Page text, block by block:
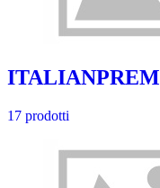
ITALIANPREM
17 prodotti